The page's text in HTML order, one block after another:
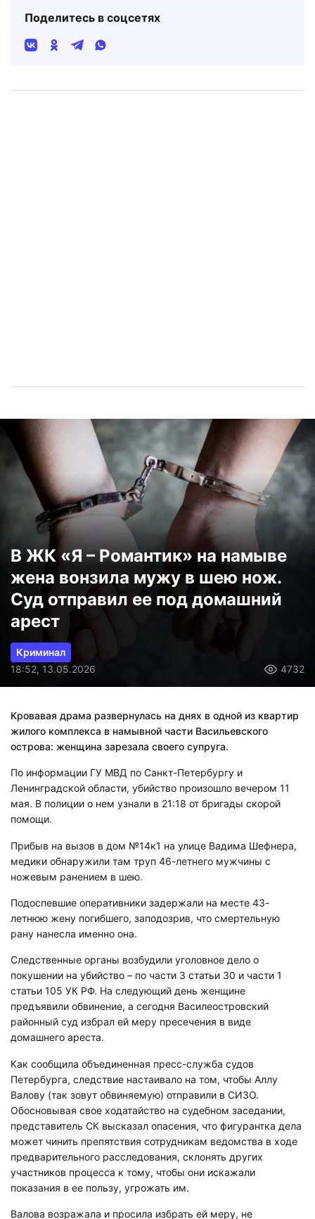
Поделитесь в соцсетях
В ЖК «Я – Романтик» на намыве
жена вонзила мужу в шею нож.
Суд отправил ее под домашний
арест
Криминал
18:52, 13.05.2026
4732
Кровавая драма развернулась на днях в одной из квартир
жилого комплекса в намывной части Васильевского
острова: женщина зарезала своего супруга.
По информации ГУ МВД по Санкт-Петербургу и
Ленинградской области, убийство произошло вечером 11
мая. В полиции о нем узнали в 21:18 от бригады скорой
помощи.
Прибыв на вызов в дом №14к1 на улице Вадима Шефнера,
медики обнаружили там труп 46-летнего мужчины с
ножевым ранением в шею.
Подоспевшие оперативники задержали на месте 43-
летнюю жену погибшего, заподозрив, что смертельную
рану нанесла именно она.
Следственные органы возбудили уголовное дело о
покушении на убийство – по части 3 статьи 30 и части 1
статьи 105 УК РФ. На следующий день женщине
предъявили обвинение, а сегодня Василеостровский
районный суд избрал ей меру пресечения в виде
домашнего ареста.
Как сообщила объединенная пресс-служба судов
Петербурга, следствие настаивало на том, чтобы Аллу
Валову (так зовут обвиняемую) отправили в СИЗО.
Обосновывая свое ходатайство на судебном заседании,
представитель СК высказал опасения, что фигурантка дела
может чинить препятствия сотрудникам ведомства в ходе
предварительного расследования, склонять других
участников процесса к тому, чтобы они искажали
показания в ее пользу, угрожать им.
Валова возражала и просила избрать ей меру, не